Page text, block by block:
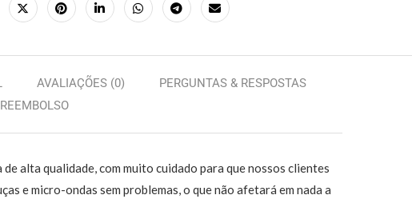
AVALIAÇÕES (0)
PERGUNTAS & RESPOSTAS
REEMBOLSO
alta qualidade, com muito cuidado para que nossos clientes
e micro-ondas sem problemas, o que não afetará em nada a